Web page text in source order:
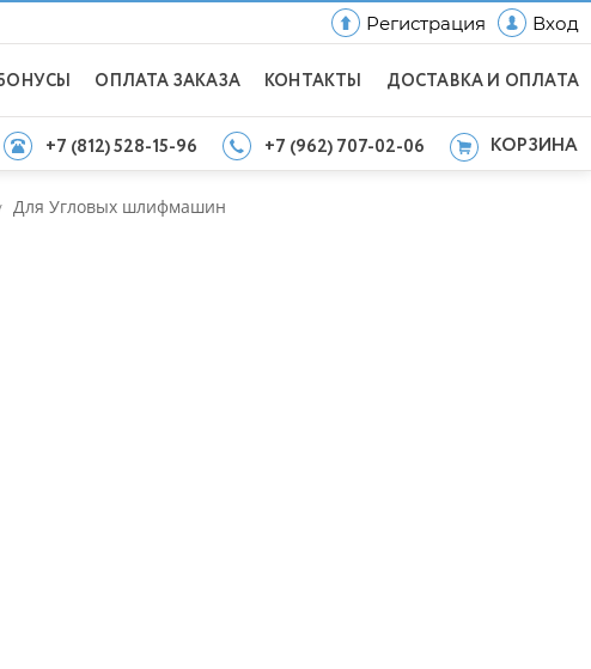
Регистрация Вход
ОПЛАТА ЗАКАЗА КОНТАКТЫ ДОСТАВКА И ОПЛАТА
+7 (812) 528-15-96 +7 (962) 707-02-06 КОРЗИНА
Для Угловых шлифмашин